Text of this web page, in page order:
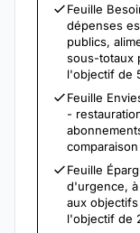
Feuille
dépenses
publics,
sous-totaux
l'objectif de
Feuille
-
Feuille
d'urgence,
aux
l'objectif de